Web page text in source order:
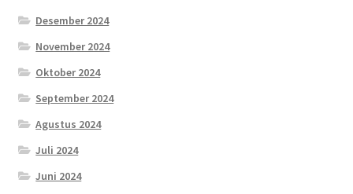
Desember 2024
November 2024
Oktober 2024
September 2024
Agustus 2024
Juli 2024
Juni 2024